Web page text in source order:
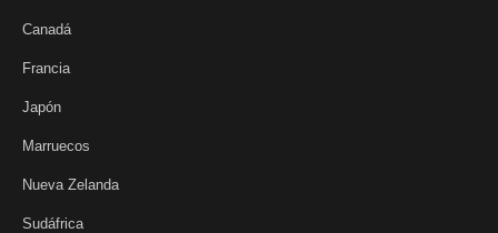
Canadá
Francia
Japón
Marruecos
Nueva Zelanda
Sudáfrica